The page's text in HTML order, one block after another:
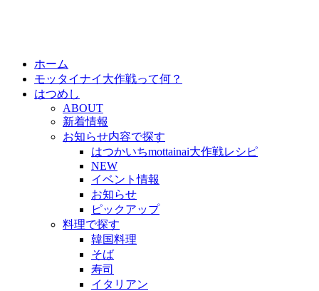
ホーム
モッタイナイ大作戦って何？
はつめし
ABOUT
新着情報
お知らせ内容で探す
はつかいちmottainai大作戦レシピ
NEW
イベント情報
お知らせ
ピックアップ
料理で探す
韓国料理
そば
寿司
イタリアン